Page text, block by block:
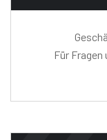
Für